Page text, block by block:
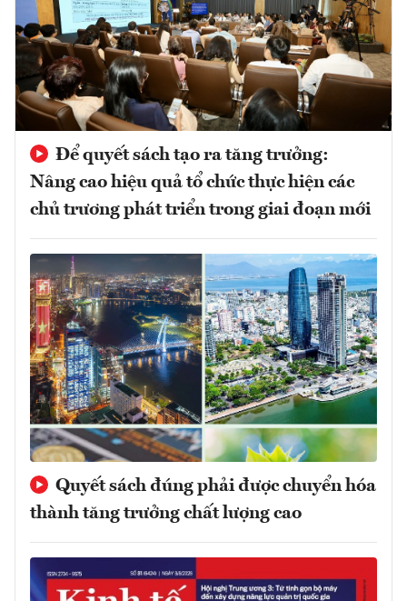
Để quyết sách tạo ra tăng trưởng:
Nâng cao hiệu quả tổ chức thực hiện các
chủ trương phát triển trong giai đoạn mới
Quyết sách đúng phải được chuyển hóa
thành tăng trưởng chất lượng cao